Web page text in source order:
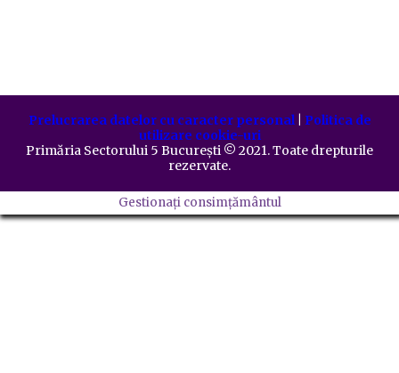
Prelucrarea datelor cu caracter personal| Politica de
utilizare cookie-uri
Primăria Sectorului 5 București ©️ 2021. Toate drepturile
rezervate.
Gestionați consimțământul